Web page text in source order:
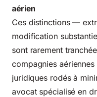
aérien
Ces distinctions —
modification
sont rarement
compagnies
juridiques rodés à
avocat spécialisé en